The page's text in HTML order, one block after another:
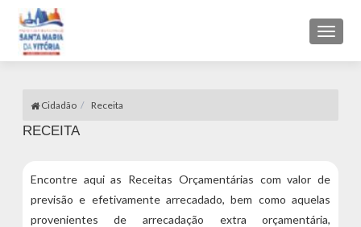
Toggle
Cidadão Receita
RECEITA
Encontre aqui as Receitas Orçamentárias com valor de
previsão e efetivamente arrecadado, bem como aquelas
provenientes de arrecadação extra orçamentária,